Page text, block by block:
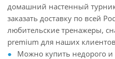
домашний настенный
заказать доставку по всей
любительские тренажеры,
premium для наших
Можно купить недорого и